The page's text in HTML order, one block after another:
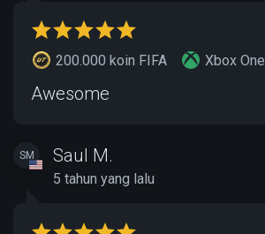
200.000 koin FIFA Xbox One
Awesome
SM Saul M.
5 tahun yang lalu